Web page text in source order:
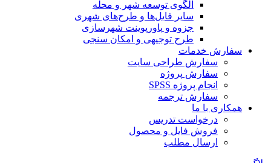
الگوی توسعه شهر و محله
سایر فایل‌ها و طرح‌های شهری
جزوه و پاورپوینت شهرسازی
طرح توجیهی و امکان سنجی
سفارش خدمات
سفارش طراحی سایت
سفارش پروژه
انجام پروژه SPSS
سفارش ترجمه
همکاری با ما
درخواست تدریس
فروش فایل و محصول
ارسال مطلب